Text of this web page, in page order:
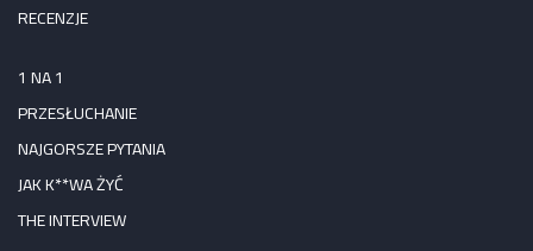
RECENZJE
1 NA 1
PRZESŁUCHANIE
NAJGORSZE PYTANIA
JAK K**WA ŻYĆ
THE INTERVIEW